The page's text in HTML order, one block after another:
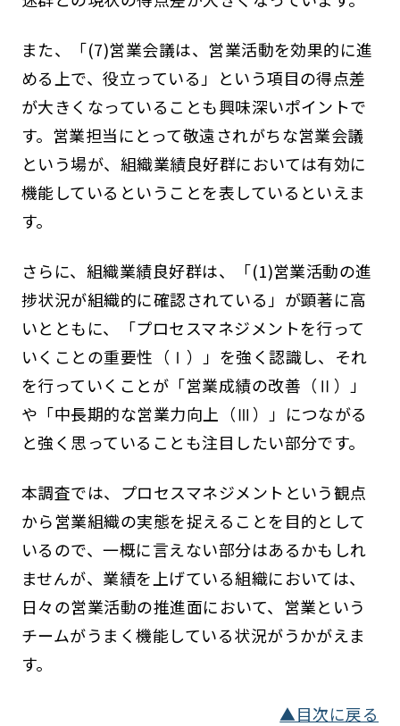
また、「(7)営業会議は、営業活動を効果的に進
める上で、役立っている」という項目の得点差
が大きくなっていることも興味深いポイントで
す。営業担当にとって敬遠されがちな営業会議
という場が、組織業績良好群においては有効に
機能しているということを表しているといえま
す。
さらに、組織業績良好群は、「(1)営業活動の進
捗状況が組織的に確認されている」が顕著に高
いとともに、「プロセスマネジメントを行って
いくことの重要性（Ⅰ）」を強く認識し、それ
を行っていくことが「営業成績の改善（Ⅱ）」
や「中長期的な営業力向上（Ⅲ）」につながる
と強く思っていることも注目したい部分です。
本調査では、プロセスマネジメントという観点
から営業組織の実態を捉えることを目的として
いるので、一概に言えない部分はあるかもしれ
ませんが、業績を上げている組織においては、
日々の営業活動の推進面において、営業という
チームがうまく機能している状況がうかがえま
す。
▲目次に戻る